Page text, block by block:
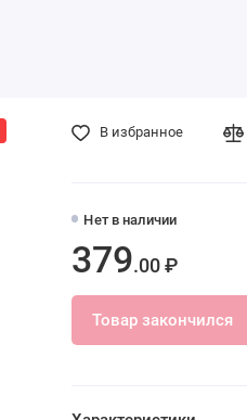
Нет в наличии
379.00 ₽
Товар закончился
В избранное